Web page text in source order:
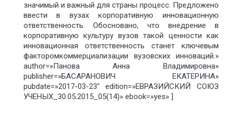
значимый и важный для страны процесс. Предложено
ввести в вузах корпоративную инновационную
ответственность. Обосновано, что внедрение в
корпоративную культуру вузов такой ценности как
инновационная ответственность станет ключевым
факторомкоммерциализации вузовских инноваций.»
author=»Панова Анна Владимировна»
publisher=»БАСАРАНОВИЧ ЕКАТЕРИНА»
pubdate=»2017-03-23″ edition=»ЕВРАЗИЙСКИЙ СОЮЗ
УЧЕНЫХ_30.05.2015_05(14)» ebook=»yes» ]